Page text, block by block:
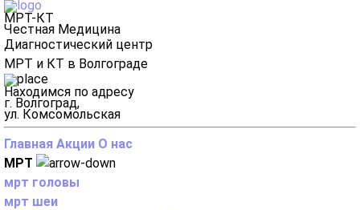
МРТ-КТ
Честная Медицина
Диагностический центр
МРТ и КТ в Волгограде
Находимся по адресу
г. Волгоград,
ул. Комсомольская
Главная Акции О нас
МРТ
мрт головы
мрт шеи